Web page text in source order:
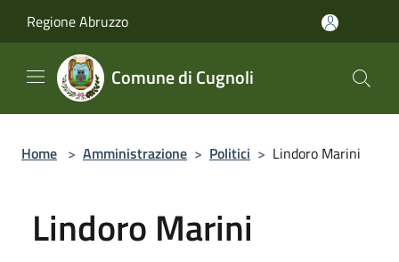
Regione Abruzzo
Comune di Cugnoli
Home > Amministrazione > Politici > Lindoro Marini
Lindoro Marini